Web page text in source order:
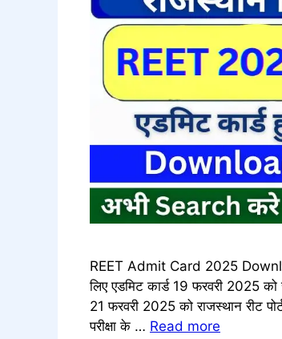
REET Admit Card 2025
लिए एडमिट कार्ड 19 फरवरी 2025 को
21 फरवरी 2025 को राजस्थान रीट
परीक्षा के … Read more